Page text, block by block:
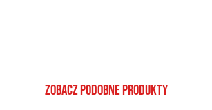
Zobacz podobne produkty